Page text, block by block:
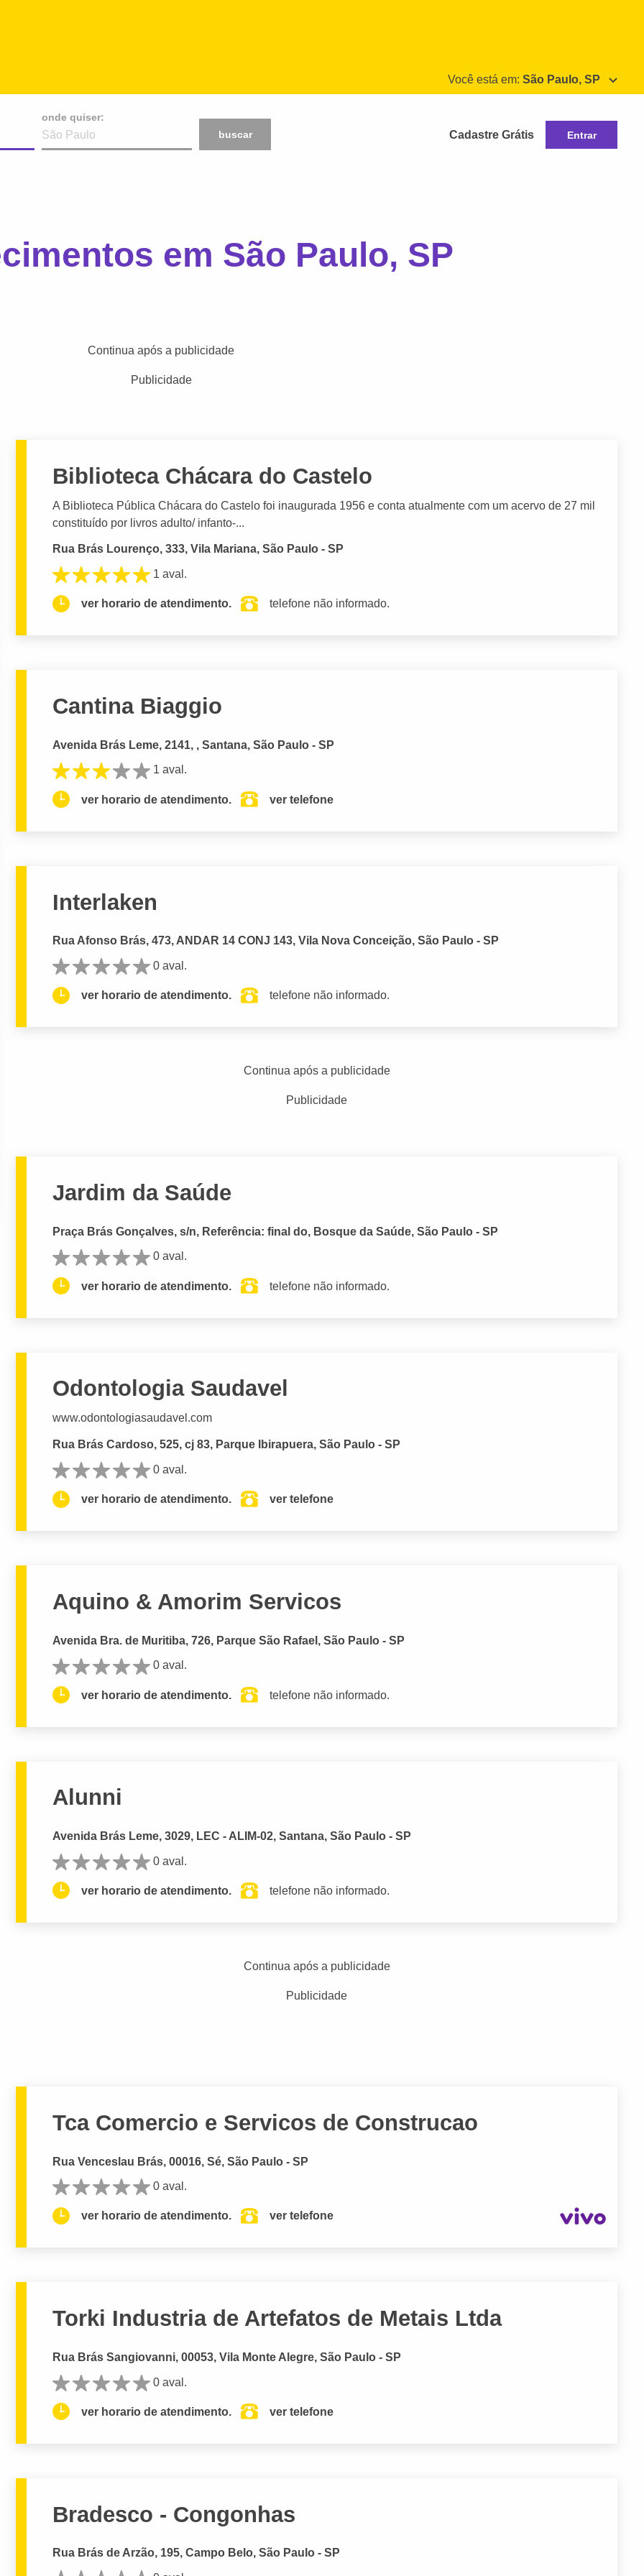
Você está em: São Paulo, SP
onde quiser:
buscar
Cadastre Grátis Entrar
em São Paulo, SP
Continua após a publicidade
Publicidade
Biblioteca Chácara do Castelo
A Biblioteca Pública Chácara do Castelo foi inaugurada 1956 e conta atualmente com um acervo de 27 mil
constituído por livros adulto/ infanto-...
Rua Brás Lourenço, 333, Vila Mariana, São Paulo - SP
1 aval.
ver horario de atendimento. telefone não informado.
Cantina Biaggio
Avenida Brás Leme, 2141, , Santana, São Paulo - SP
1 aval.
ver horario de atendimento. ver telefone
Interlaken
Rua Afonso Brás, 473, ANDAR 14 CONJ 143, Vila Nova Conceição, São Paulo - SP
0 aval.
ver horario de atendimento. telefone não informado.
Continua após a publicidade
Publicidade
Jardim da Saúde
Praça Brás Gonçalves, s/n, Referência: final do, Bosque da Saúde, São Paulo - SP
0 aval.
ver horario de atendimento. telefone não informado.
Odontologia Saudavel
www.odontologiasaudavel.com
Rua Brás Cardoso, 525, cj 83, Parque Ibirapuera, São Paulo - SP
0 aval.
ver horario de atendimento. ver telefone
Aquino & Amorim Servicos
Avenida Bra. de Muritiba, 726, Parque São Rafael, São Paulo - SP
0 aval.
ver horario de atendimento. telefone não informado.
Alunni
Avenida Brás Leme, 3029, LEC - ALIM-02, Santana, São Paulo - SP
0 aval.
ver horario de atendimento. telefone não informado.
Continua após a publicidade
Publicidade
Tca Comercio e Servicos de Construcao
Rua Venceslau Brás, 00016, Sé, São Paulo - SP
0 aval.
ver horario de atendimento. ver telefone
Torki Industria de Artefatos de Metais Ltda
Rua Brás Sangiovanni, 00053, Vila Monte Alegre, São Paulo - SP
0 aval.
ver horario de atendimento. ver telefone
Bradesco - Congonhas
Rua Brás de Arzão, 195, Campo Belo, São Paulo - SP